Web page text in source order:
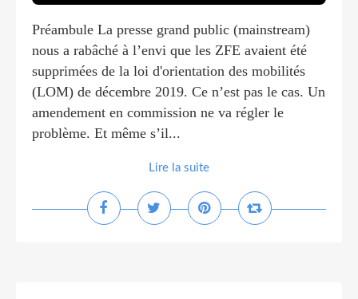
Préambule La presse grand public (mainstream)
nous a rabâché à l’envi que les ZFE avaient été
supprimées de la loi d'orientation des mobilités
(LOM) de décembre 2019. Ce n’est pas le cas. Un
amendement en commission ne va régler le
problème. Et même s’il...
Lire la suite